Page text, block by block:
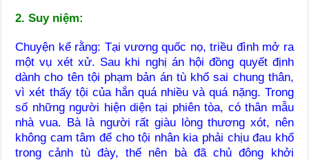
2. Suy niệm:
Chuyện kể rằng: Tại vương quốc nọ, triều đình mở ra
một vụ xét xử. Sau khi nghị án hội đồng quyết định
dành cho tên tội phạm bản án tù khổ sai chung thân,
vì xét thấy tội của hắn quá nhiều và quá nặng. Trong
số những người hiện diện tại phiên tòa, có thân mẫu
nhà vua. Bà là người rất giàu lòng thương xót, nên
không cam tâm để cho tội nhân kia phải chịu đau khổ
trong cảnh tù đày, thế nên bà đã chủ đông khởi